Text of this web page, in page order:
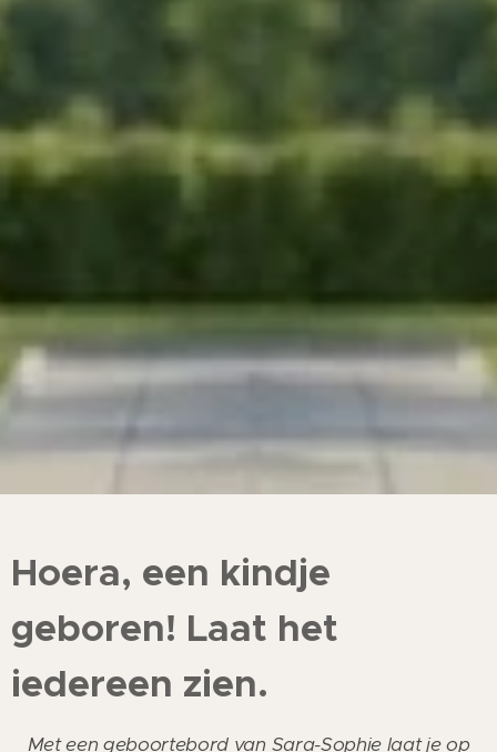
Hoera, een kindje
geboren! Laat het
iedereen zien.
Met een geboortebord van Sara-Sophie laat je op